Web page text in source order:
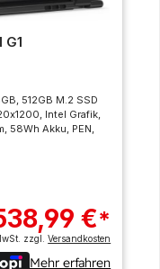
512GB M.2 SSD
Intel Grafik,
58Wh Akku, PEN,
€*
zzgl.Versandkosten
Mehr erfahren